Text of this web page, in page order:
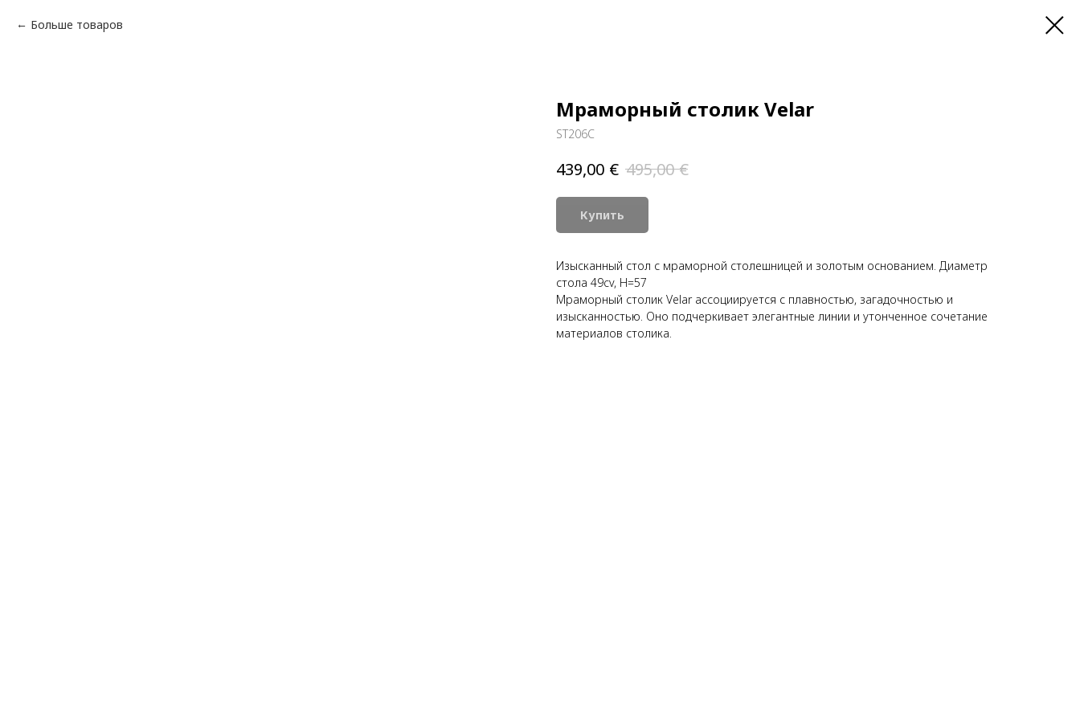
Больше товаров
Мраморный столик Velar
ST206C
439,00 € 495,00 €
Купить
Изысканный стол с мраморной столешницей и золотым основанием. Диаметр
стола 49cv, H=57
Мраморный столик Velar ассоциируется с плавностью, загадочностью и
изысканностью. Оно подчеркивает элегантные линии и утонченное сочетание
материалов столика.